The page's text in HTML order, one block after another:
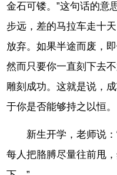
金石可镂。”这句话的意
步远，差的马拉车走十
放弃。如果半途而废，
然而只要你一直刻下去
雕刻成功。这就是说，
于你是否能够持之以恒
新生开学，老师说
每人把胳膊尽量往前甩